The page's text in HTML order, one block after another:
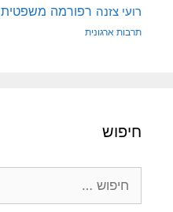
רועי צזנה רפורמה משפטית
תרבות ארגונית
חיפוש